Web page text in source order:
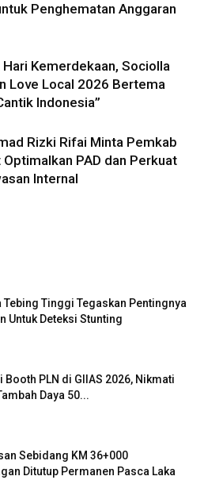
Penghematan Anggaran
Kemerdekaan, Sociolla
Love Local 2026 Bertema
Indonesia”
Rizki Rifai Minta Pemkab
Optimalkan PAD dan Perkuat
Internal
Tebing Tinggi Tegaskan Pentingnya
Untuk Deteksi Stunting
Booth PLN di GIIAS 2026, Nikmati
Daya 50...
Sebidang KM 36+000
Ditutup Permanen Pasca Laka